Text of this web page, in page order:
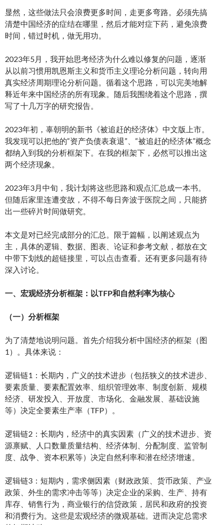
显然，这些做法只会浪费更多时间，走更多弯路。必须先搞
清楚中国经济的症结在哪里，然后才能对症下药，避免浪费
时间，错过时机，做无用功。
2023年5月，我开始思考经济为什么难以修复的问题，逐渐
从以前习惯用凯恩斯主义和货币主义理论分析问题，转向用
真实经济周期理论分析问题。循着这个思路，可以完美地解
释近年来中国经济的所有现象。随后我围绕着这个思路，撰
写了十几万字的研究报告。
2023年初，辜朝明的新书《被追赶的经济体》中文版上市。
我发现可以把他的“资产负债表衰退”、“被追赶的经济体”概念
都纳入到我的分析框架下。在我的框架下，必然可以推出这
两个经济现象。
2023年3月中旬，我计划将这些思路和观点汇总成一本书。
但随后家里连遭变故，不得不每日奔波于医院之间，只能挤
出一些碎片时间做研究。
本文是对已经完成部分的汇总。限于篇幅，以阐述观点为
主，具体的逻辑、数据、图表、论证和参考文献，都放在文
中带下划线的超链接里，可以点击查看。还有更多问题有待
深入讨论。
一、宏观经济分析框架：以TFP和自然利率为核心
（一）分析框架
为了清楚地说明问题。首先介绍我分析中国经济的框架（图
1）。具体来说：
逻辑链1：长期内，广义的技术进步（包括狭义的技术进步、
要素质量、要素配置效率、组织管理效率、制度创新、规模
经济、研发投入、开放度、市场化、金融发展、基础设施
等）决定全要素生产率（TFP）。
逻辑链2：长期内，经济中的真实因素（广义的技术进步、资
源禀赋、人口数量质量结构、经济体制、分配制度、监管制
度、战争、资本积累等）决定自然利率和潜在经济增速。
逻辑链3：短期内，需求侧因素（财政政策、货币政策、产业
政策、外生的需求冲击等等）决定企业的采购、生产、持有
库存、销售行为，商业银行的信贷政策，居民和政府的投资
和消费行为。这些是宏观经济的微观基础。进而决定总需求